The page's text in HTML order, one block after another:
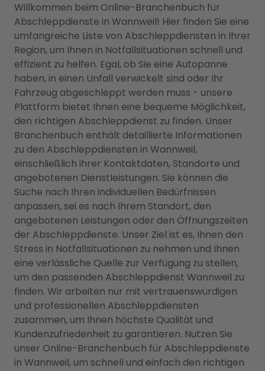
Willkommen beim Online-Branchenbuch für
Abschleppdienste in Wannweil! Hier finden Sie eine
umfangreiche Liste von Abschleppdiensten in Ihrer
Region, um Ihnen in Notfallsituationen schnell und
effizient zu helfen. Egal, ob Sie eine Autopanne
haben, in einen Unfall verwickelt sind oder Ihr
Fahrzeug abgeschleppt werden muss - unsere
Plattform bietet Ihnen eine bequeme Möglichkeit,
den richtigen Abschleppdienst zu finden. Unser
Branchenbuch enthält detaillierte Informationen
zu den Abschleppdiensten in Wannweil,
einschließlich ihrer Kontaktdaten, Standorte und
angebotenen Dienstleistungen. Sie können die
Suche nach Ihren individuellen Bedürfnissen
anpassen, sei es nach Ihrem Standort, den
angebotenen Leistungen oder den Öffnungszeiten
der Abschleppdienste. Unser Ziel ist es, Ihnen den
Stress in Notfallsituationen zu nehmen und Ihnen
eine verlässliche Quelle zur Verfügung zu stellen,
um den passenden Abschleppdienst Wannweil zu
finden. Wir arbeiten nur mit vertrauenswürdigen
und professionellen Abschleppdiensten
zusammen, um Ihnen höchste Qualität und
Kundenzufriedenheit zu garantieren. Nutzen Sie
unser Online-Branchenbuch für Abschleppdienste
in Wannweil, um schnell und einfach den richtigen